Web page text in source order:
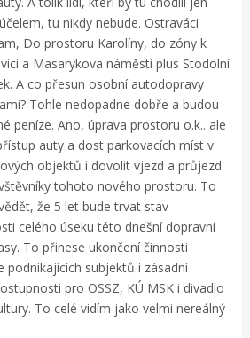
tu nikdy nebude. Ostraváci
Do prostoru Karolíny, do zóny k
a Masarykova náměstí plus Stodolní
A co přesun osobní autodopravy
Tohle nedopadne dobře a budou
peníze. Ano, úprava prostoru o.k.. ale
auty a dost parkovacích míst v
objektů i dovolit vjezd a průjezd
tohoto nového prostoru. To
že 5 let bude trvat stav
celého úseku této dnešní dopravní
To přinese ukončení činnosti
podnikajících subjektů i zásadní
pro OSSZ, KÚ MSK i divadlo
To celé vidím jako velmi nereálný